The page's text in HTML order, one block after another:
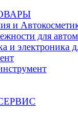
и
для
и электроника